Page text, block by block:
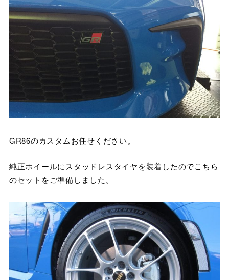
GR86のカスタムお任せください。
純正ホイールにスタッドレスタイヤを装着したのでこちら
のセットをご準備しました。